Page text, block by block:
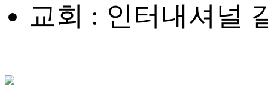
교회 : 인터내셔널